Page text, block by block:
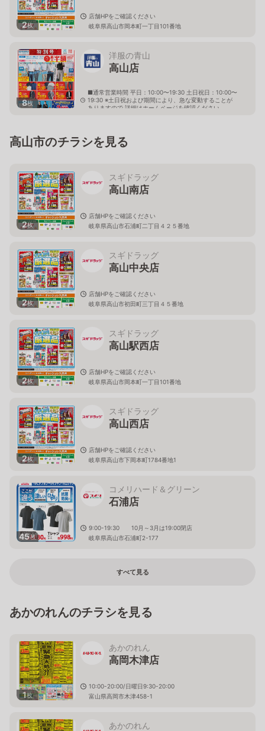
2枚
店舗HPをご確認ください
岐阜県高山市岡本町一丁目101番地
8枚
洋服の青山
高山店
■通常営業時間 平日：10:00〜19:30 土日祝日：10:00〜
19:30 ※土日祝および期間により、急な変動することが
ありますので 詳細はホームページを確認ください
高山市のチラシを見る
2枚
スギドラッグ
高山南店
店舗HPをご確認ください
岐阜県高山市石浦町二丁目４２５番地
2枚
スギドラッグ
高山中央店
店舗HPをご確認ください
岐阜県高山市初田町三丁目４５番地
2枚
スギドラッグ
高山駅西店
店舗HPをご確認ください
岐阜県高山市岡本町一丁目101番地
2枚
スギドラッグ
高山西店
店舗HPをご確認ください
岐阜県高山市下岡本町1784番地1
45枚
コメリハード＆グリーン
石浦店
9:00-19:30 10月～3月は19:00閉店
岐阜県高山市石浦町2-177
すべて見る
あかのれんのチラシを見る
1枚
あかのれん
高岡木津店
10:00-20:00/日曜日9:30-20:00
富山県高岡市木津458-1
あかのれん